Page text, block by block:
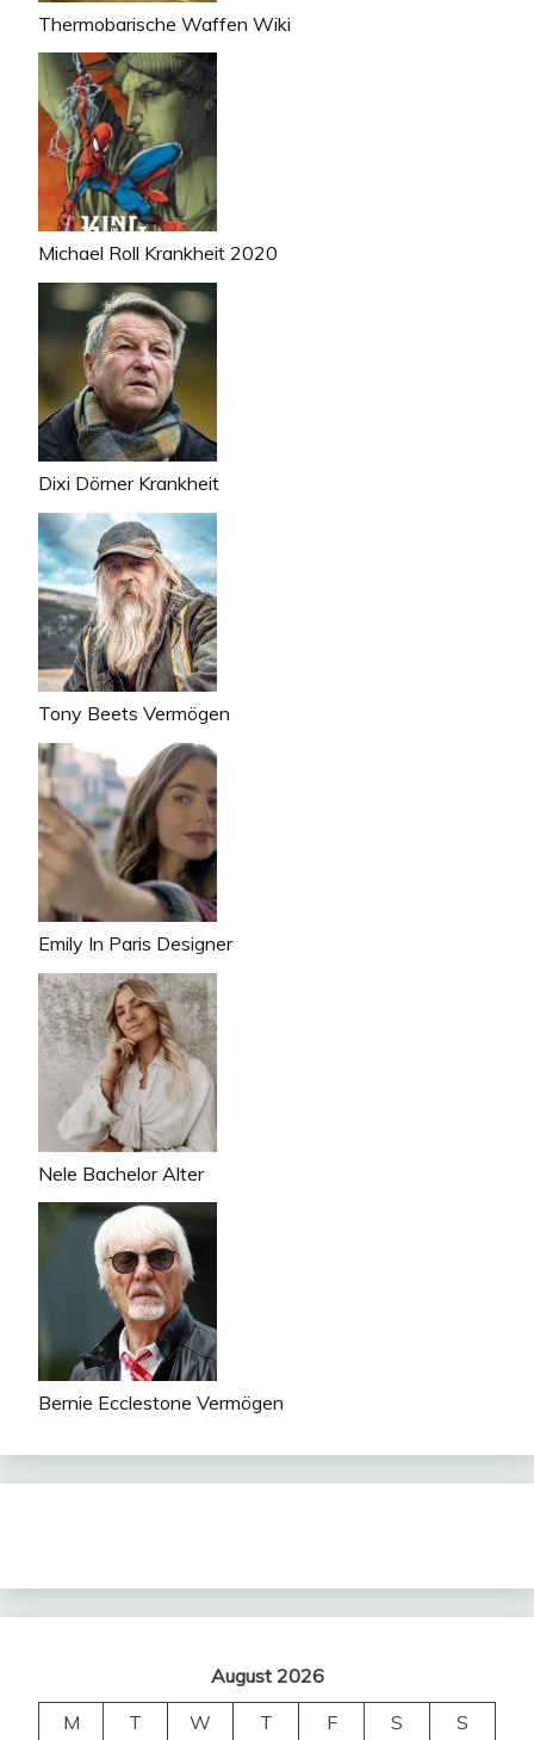
Thermobarische Waffen Wiki
Michael Roll Krankheit 2020
Dixi Dörner Krankheit
Tony Beets Vermögen
Emily In Paris Designer
Nele Bachelor Alter
Bernie Ecclestone Vermögen
August 2026
M
T W T F S
S